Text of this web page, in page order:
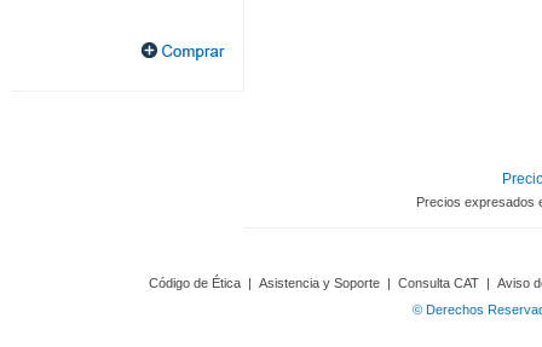
Precios expresados
Código de Ética | Asistencia y Soporte | Consulta CAT | Aviso
© Derechos